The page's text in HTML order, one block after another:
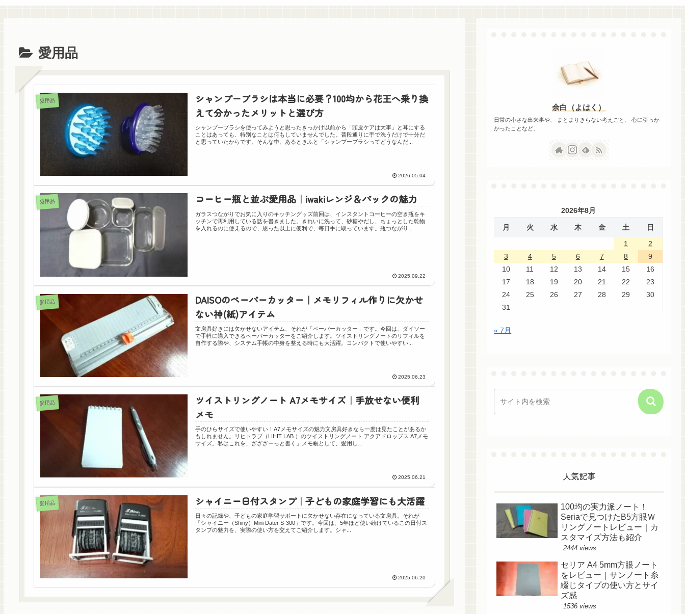
愛用品
愛用品
シャンプーブラシは本当に必要？100均から花王へ乗り換
えて分かったメリットと選び方
シャンプーブラシを使ってみようと思ったきっかけ以前から「頭皮ケアは大事」と耳にする
ことはあっても、特別なことは何もしていませんでした。普段通りに手で洗うだけで十分だ
と思っていたからです。そんな中、あるときふと「シャンプーブラシってどうなんだ...
2026.05.04
愛用品 コーヒー瓶と並ぶ愛用品｜iwakiレンジ＆パックの魅力
ガラスつながりでお気に入りのキッチングッズ前回は、インスタントコーヒーの空き瓶をキ
ッチンで再利用している話を書きました。きれいに洗って、砂糖やだし、ちょっとした乾物
を入れるのに使えるので、思った以上に便利で、毎日手に取っています。瓶つながり...
2025.09.22
愛用品
DAISOのペーパーカッター｜メモリフィル作りに欠かせ
ない神(紙)アイテム
文房具好きには欠かせないアイテム、それが「ペーパーカッター」です。今回は、ダイソー
で手軽に購入できるペーパーカッターをご紹介します。ツイストリングノートのリフィルを
自作する際や、システム手帳の中身を整える時にも大活躍。コンパクトで使いやすい...
2025.06.23
愛用品
ツイストリングノート A7メモサイズ｜手放せない便利
メモ
手のひらサイズで使いやすい！A7メモサイズの魅力文房具好きなら一度は見たことがあるか
もしれません。リヒトラブ（LIHIT LAB.）のツイストリングノート アクアドロップス A7メモ
サイズ。私はこれを、ざざざーっと書く」メモ帳として、愛用し...
2025.06.21
愛用品 シャイニー日付スタンプ｜子どもの家庭学習にも大活躍
日々の記録や、子どもの家庭学習サポートに欠かせない存在になっている文房具。それが
「シャイニー（Shiny）Mini Dater S-300」です。今回は、5年ほど使い続けているこの日付ス
タンプの魅力を、実際の使い方を交えてご紹介します。シャ...
2025.06.20
余白（よはく）
日常の小さな出来事や、 まとまりきらない考えごと、 心に引っか
かったことなど。
2026年8月
月 火 水 木 金 土
日
1
2
3
4 5 6 7 8
9
10
11 12 13 14 15
16
17
18 19 20 21 22
23
24
25 26 27 28 29
30
31
« 7月
人気記事
100均の実力派ノート！
Seriaで見つけたB5方眼Ｗ
リングノートレビュー｜カ
スタマイズ方法も紹介
2444 views
セリア A4 5mm方眼ノート
をレビュー｜サンノート糸
綴じタイプの使い方とサイ
ズ感
1536 views